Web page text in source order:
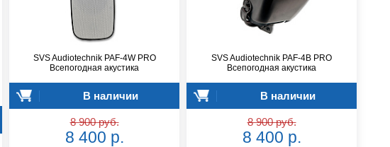
SVS Audiotechnik PAF-4W PRO
Всепогодная акустика
В наличии
8 900 руб.
8 400 р.
SVS Audiotechnik PAF-4B PRO
Всепогодная акустика
В наличии
8 900 руб.
8 400 р.